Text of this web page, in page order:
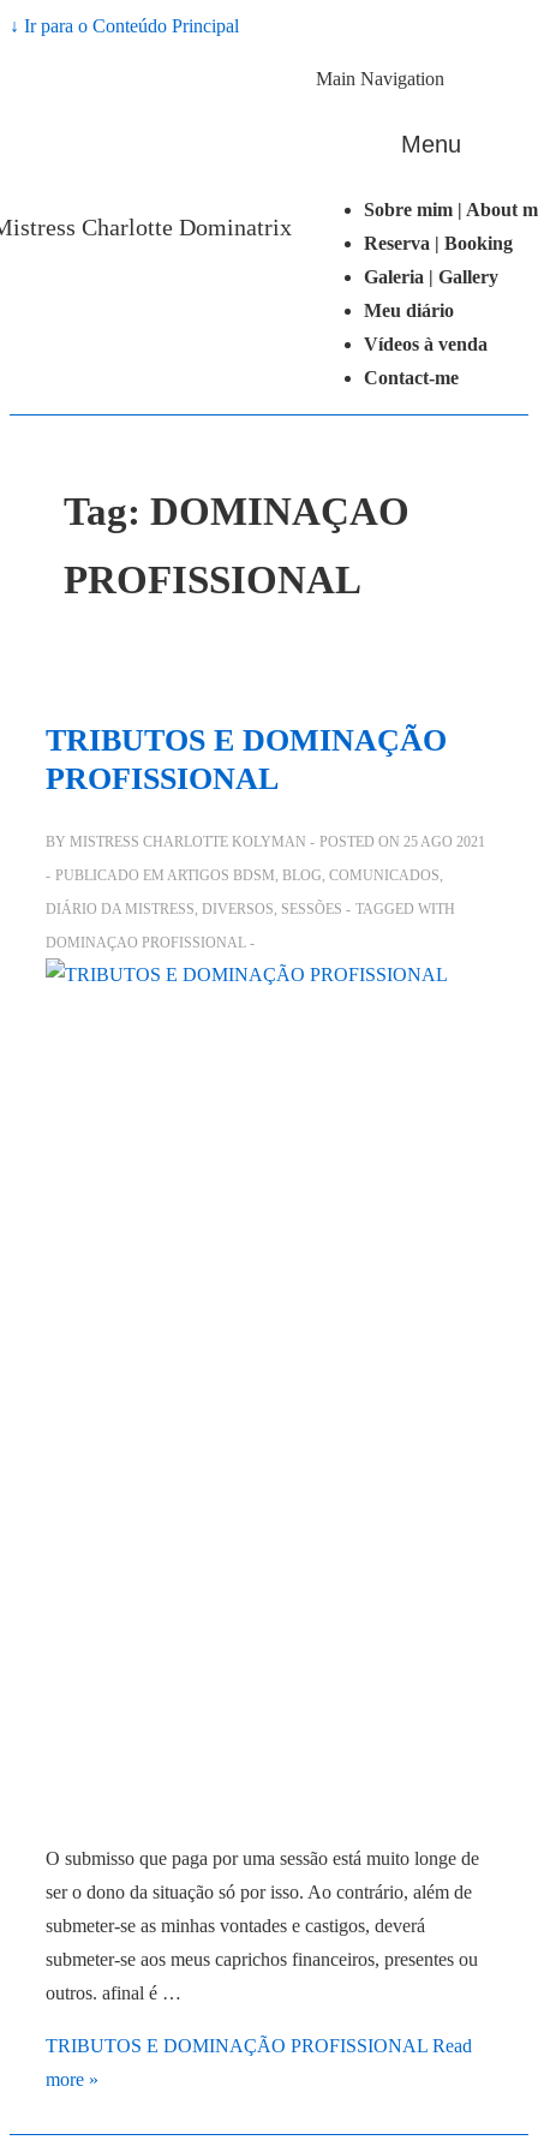
↓ Ir para o Conteúdo Principal
Charlotte Dominatrix
Main Navigation
Menu
Sobre mim | About
Reserva | Booking
Galeria | Gallery
Meu diário
Vídeos à venda
Contact-me
Tag: DOMINAÇAO
PROFISSIONAL
TRIBUTOS E DOMINAÇÃO
PROFISSIONAL
BY MISTRESS CHARLOTTE KOLYMAN POSTED ON 25 AGO 2021
PUBLICADO EM ARTIGOS BDSM, BLOG, COMUNICADOS,
DIÁRIO DA MISTRESS, DIVERSOS, SESSÕES
TAGGED WITH
DOMINAÇAO PROFISSIONAL
O submisso que paga por uma sessão está muito longe de
ser o dono da situação só por isso. Ao contrário, além de
submeter-se as minhas vontades e castigos, deverá
submeter-se aos meus caprichos financeiros, presentes ou
outros. afinal é …
TRIBUTOS E DOMINAÇÃO PROFISSIONAL Read
more »